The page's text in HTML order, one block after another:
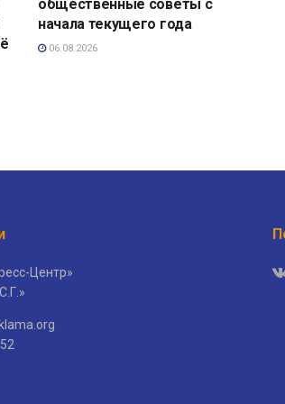
общественные советы с
начала текущего года
06.08.2026
Центр»